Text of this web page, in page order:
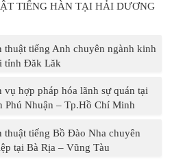
TIẾNG HÀN TẠI HẢI DƯƠNG
thuật tiếng Anh chuyên ngành kinh
tỉnh Đăk Lăk
vụ hợp pháp hóa lãnh sự quán tại
Phú Nhuận – Tp.Hồ Chí Minh
thuật tiếng Bồ Đào Nha chuyên
tại Bà Rịa – Vũng Tàu